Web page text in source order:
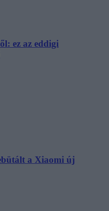
ez az eddigi
a Xiaomi új